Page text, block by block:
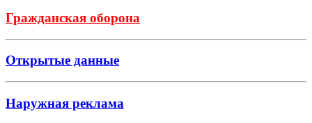
Гражданская оборона
Открытые данные
Наружная реклама